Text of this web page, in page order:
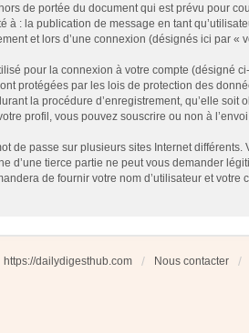
de portée du document qui est prévu pour
: la publication de message en tant
et lors d’une connexion (désignés ici par «
pour la connexion à votre compte (désigné
protégées par les lois de protection des
la procédure d’enregistrement, qu’elle soit
profil, vous pouvez souscrire ou non à
passe sur plusieurs sites Internet différents.
tierce partie ne peut vous demander
de fournir votre nom d’utilisateur et
https://dailydigesthub.com Nous contacter